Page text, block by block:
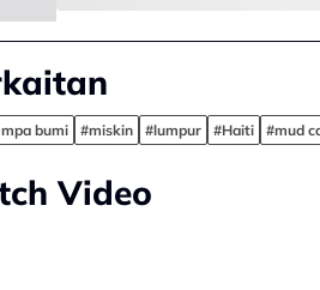
bumi #miskin #lumpur #Haiti #mud
Video